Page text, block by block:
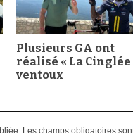
Plusieurs GA ont
réalisé « La Cinglée
ventoux
Les champs obligatoires